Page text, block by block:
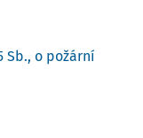
Sb., o požární